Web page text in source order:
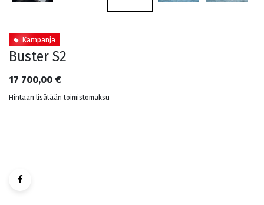
Kampanja
Buster S2
17 700,00€
Hintaan lisätään toimistomaksu